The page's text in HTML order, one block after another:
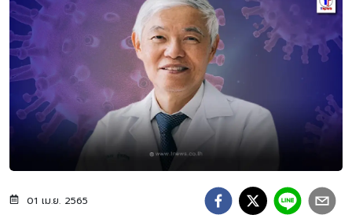
01 เม.ย. 2565